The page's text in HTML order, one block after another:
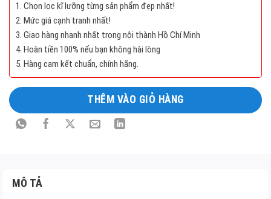
3913226BC5 , 3910603403 , 3911603433 ,
391182BAX5 , 3911003090 , 3911403120
3911403135 , 391202B123 , 391064A100
301014A860 , 3911042720 , 391182BCR0 ,
3910303009 , 391182BAP8 , 391332B007
1. Chọn lọc kĩ lưỡng từng sản phẩm đẹp nhất!
2. Mức giá cạnh tranh nhất!
3. Giao hàng nhanh nhất trong nội thành Hồ Chí Minh
4. Hoàn tiền 100% nếu bạn không hài lòng
5. Hàng cam kết chuẩn, chính hãng.
THÊM VÀO GIỎ HÀNG
MÔ TẢ